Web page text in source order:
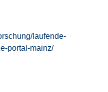
laufende-
portal-mainz/